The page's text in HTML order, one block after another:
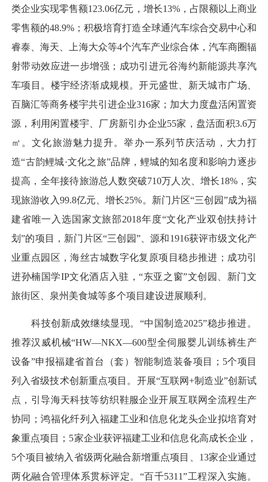
类企业实现零售额123.06亿元，增长13%，占限额以上商业
零售额的48.9%；积极培育打造全球通汽车综合交易中心和
睿泰、海天、上海大众等4个汽车产业综合体，汽车商圈辐
射带动效应进一步增强；成功引进元谷海约新能源共享汽
车项目。楼宇经济渐成规模。开元盛世、新天城市广场、
百脑汇等商务楼宇共引进企业316家；加大力度盘活闲置资
源，利用闲置楼宇、厂房新引办企业55家，盘活面积3.6万
㎡。文化旅游魅力提升。举办一系列节庆活动，大力打
造“古韵鲤城·文化之旅”品牌，鲤城的知名度和影响力逐步
提高，全年接待旅游总人数突破710万人次、增长18%，实
现旅游收入99.8亿元、增长25%。新门片区“三创园”成为福
建省唯一入选国家文旅部2018年度“文化产业双创扶持计
划”的项目，新门片区“三创园”、源和1916获评市级文化产
业重点园区，海丝古城数字化复原项目稳步推进；成功引
进孙楠国学IP文化酒店入驻，“东亚之窗”文创园、新门文
旅街区、泉州美食城等多个项目建设进展顺利。
科技创新成效继续显现。“中国制造2025”稳步推进。
推荐汉威机械“HW—NKX—600型全伺服婴儿训练裤生产
设备”申报福建省首台（套）智能制造装备项目；5个项目
列入省级技术创新重点项目。开展“互联网+制造业”创新试
点，引导海天科技等纺织鞋服企业开展互联网全流程生产
协同；鸿福化纤列入福建工业和信息化龙头企业拟培育对
象重点项目；5家企业获评福建工业和信息化高成长企业，
5个项目被纳入省级两化融合新增重点项目、13家企业通过
两化融合管理体系贯标评定。“百千5311”工程深入实施。